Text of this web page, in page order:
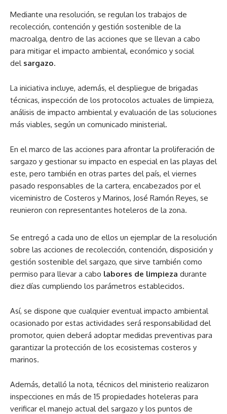
Mediante una resolución, se regulan los trabajos de
recolección, contención y gestión sostenible de la
macroalga, dentro de las acciones que se llevan a cabo
para mitigar el impacto ambiental, económico y social
del sargazo.
La iniciativa incluye, además, el despliegue de brigadas
técnicas, inspección de los protocolos actuales de limpieza,
análisis de impacto ambiental y evaluación de las soluciones
más viables, según un comunicado ministerial.
En el marco de las acciones para afrontar la proliferación de
sargazo y gestionar su impacto en especial en las playas del
este, pero también en otras partes del país, el viernes
pasado responsables de la cartera, encabezados por el
viceministro de Costeros y Marinos, José Ramón Reyes, se
reunieron con representantes hoteleros de la zona.
Se entregó a cada uno de ellos un ejemplar de la resolución
sobre las acciones de recolección, contención, disposición y
gestión sostenible del sargazo, que sirve también como
permiso para llevar a cabo labores de limpieza durante
diez días cumpliendo los parámetros establecidos.
Así, se dispone que cualquier eventual impacto ambiental
ocasionado por estas actividades será responsabilidad del
promotor, quien deberá adoptar medidas preventivas para
garantizar la protección de los ecosistemas costeros y
marinos.
Además, detalló la nota, técnicos del ministerio realizaron
inspecciones en más de 15 propiedades hoteleras para
verificar el manejo actual del sargazo y los puntos de